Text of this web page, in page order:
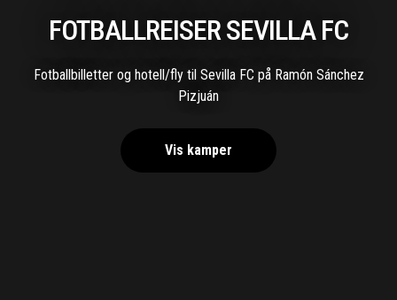
FOTBALLREISER SEVILLA FC
Fotballbilletter og hotell/fly til Sevilla FC på Ramón Sánchez
Pizjuán
Vis kamper